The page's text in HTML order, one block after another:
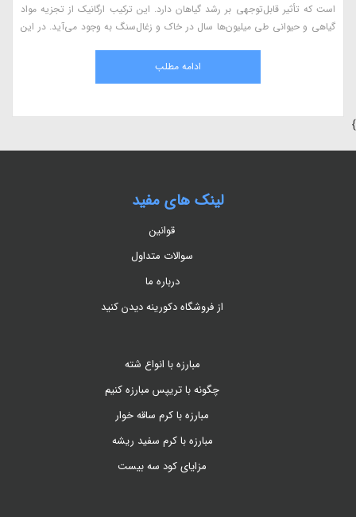
است که تأثیر قابل‌توجهی بر رشد گیاهان دارد. این ترکیب ارگانیک از تجزیه مواد
گیاهی و حیوانی طی میلیون‌ها سال در خاک و زغال‌سنگ به وجود می‌آید. در این
طبیعی و اثرات آن بر گیاهان می‌پردازیم.ادامه مطلب
}
لینک های مفید
قوانین
سوالات متداول
درباره ما
از فروشگاه دکورینه دیدن کنید
مبارزه با انواع شته
چگونه با تریپس مبارزه کنیم
مبارزه با کرم ساقه خوار
مبارزه با کرم سفید ریشه
مزایای کود سه بیست